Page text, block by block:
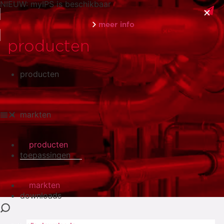
NIEUW: myIPS is beschikbaar
meer info
sluiten
producten
markten
toepassingen
downloads
producten
markten
producten